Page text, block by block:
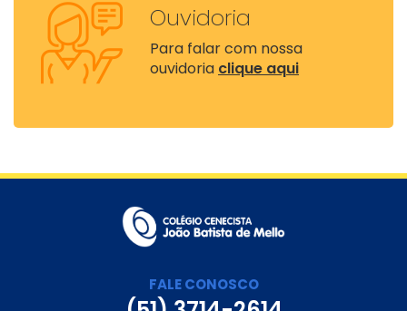
Ouvidoria
Para falar com nossa
ouvidoria clique aqui
FALE CONOSCO